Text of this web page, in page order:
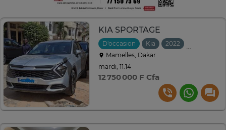
KIA SPORTAGE
D'occasion Kia 2022
Mamelles, Dakar
mardi, 11:14
12 750 000 F Cfa